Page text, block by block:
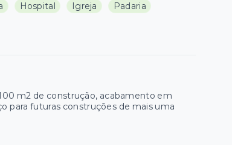
Hospital Igreja
Padaria
m2 de construção, acabamento em
para futuras construções de mais uma